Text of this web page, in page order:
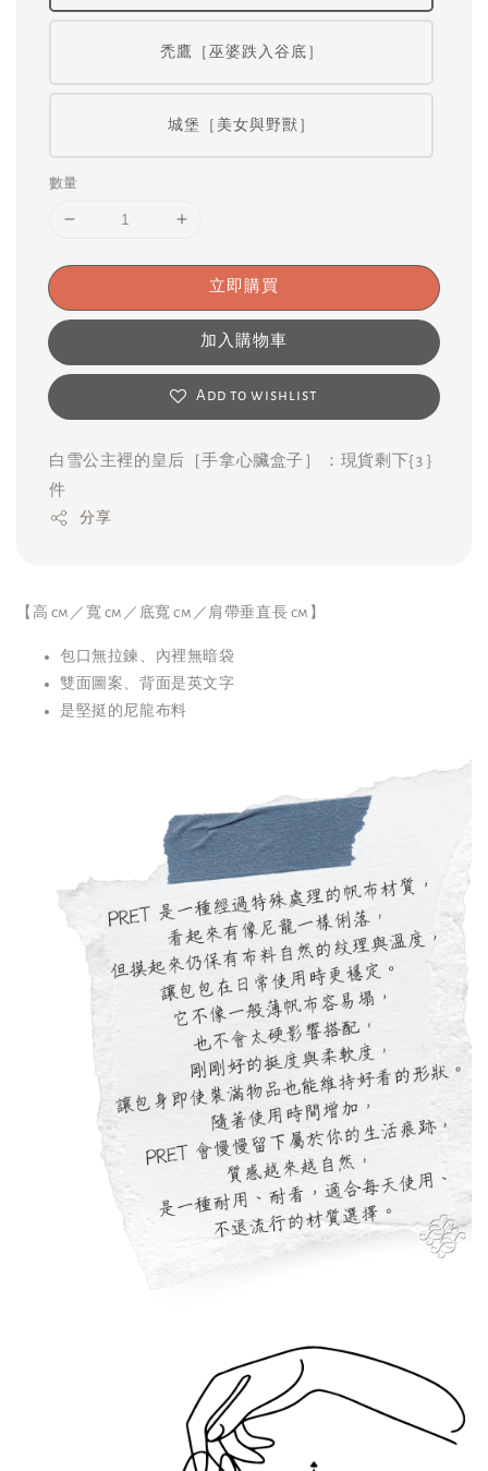
禿鷹［巫婆跌入谷底］
城堡［美女與野獸］
數量
立即購買
加入購物車
Add to wishlist
白雪公主裡的皇后［手拿心臟盒子］ ：現貨剩下{ 3 }
件
分享
【高 cm／寬 cm／底寬 cm／肩帶垂直長 cm】
包口無拉鍊、內裡無暗袋
雙面圖案、背面是英文字
是堅挺的尼龍布料